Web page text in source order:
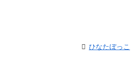
ひなたぼっこ